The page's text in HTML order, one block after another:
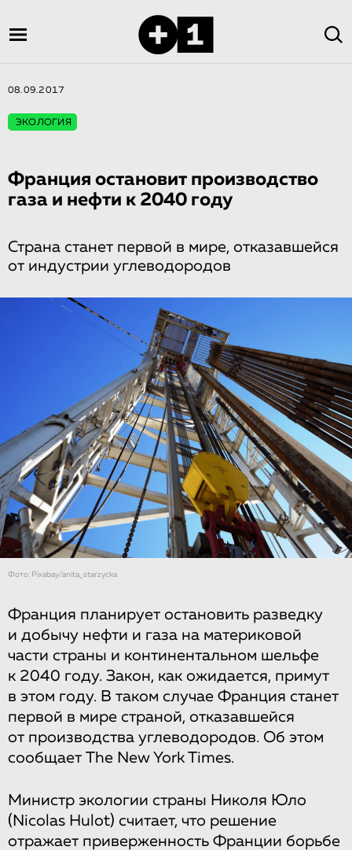
08.09.2017
ЭКОЛОГИЯ
Франция остановит производство
газа и нефти к 2040 году
Страна станет первой в мире, отказавшейся
от индустрии углеводородов
Фото: Рixabay/anita_starzycka
Франция планирует остановить разведку
и добычу нефти и газа на материковой
части страны и континентальном шельфе
к 2040 году. Закон, как ожидается, примут
в этом году. В таком случае Франция станет
первой в мире страной, отказавшейся
от производства углеводородов. Об этом
сообщает The New York Times.
Министр экологии страны Николя Юло
(Nicolas Hulot) считает, что решение
отражает приверженность Франции борьбе